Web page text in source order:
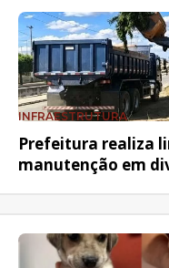
INFRAESTRUTURA
Prefeitura realiza
manutenção em